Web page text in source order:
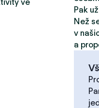
ve
Pak
Než
v
a